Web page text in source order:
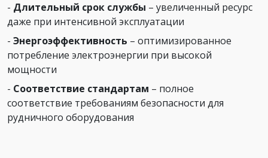
- Длительный срок службы – увеличенный ресурс
даже при интенсивной эксплуатации
- Энергоэффективность – оптимизированное
потребление электроэнергии при высокой
мощности
- Соответствие стандартам – полное
соответствие требованиям безопасности для
рудничного оборудования